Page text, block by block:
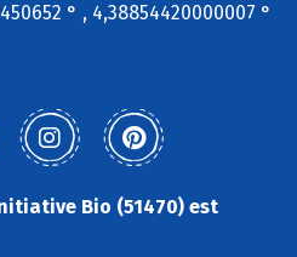
° , 4,38854420000007 °
Bio (51470) est